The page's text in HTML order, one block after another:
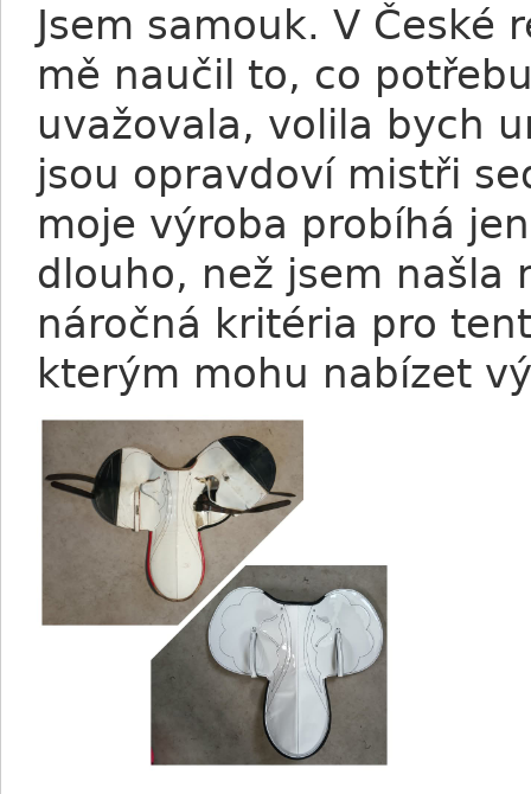
Jsem samouk. V
mě naučil to, co
uvažovala, volila bych
jsou opravdoví mistři
moje výroba probíhá
dlouho, než jsem našla
náročná kritéria pro
kterým mohu nabízet